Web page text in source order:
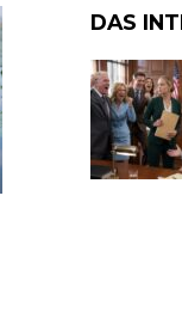
DAS